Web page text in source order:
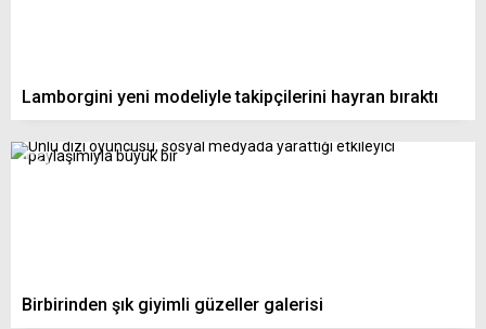
Lamborgini yeni modeliyle takipçilerini hayran bıraktı
Birbirinden şık giyimli güzeller galerisi